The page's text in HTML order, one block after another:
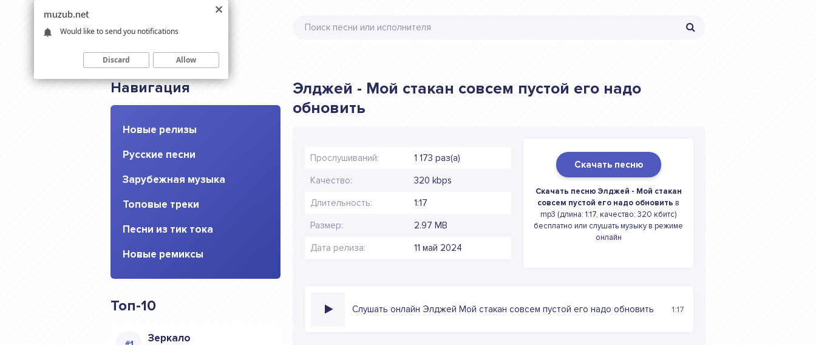
Навигация
Новые релизы
Русские песни
Зарубежная музыка
Топовые треки
Песни из тик тока
Новые ремиксы
Топ-10
Зеркало
Элджей - Мой стакан совсем пустой его надо
обновить
Прослушиваний: 1 173 раз(а)
Качество: 320 kbps
Длительность: 1:17
Размер: 2.97 MB
Дата релиза: 11 май 2024
Скачать песню
Скачать песню Элджей - Мой стакан
совсем пустой его надо обновить в
mp3 (длина: 1:17, качество: 320 кбитс)
бесплатно или слушать музыку в режиме
онлайн
Слушать онлайн Элджей Мой стакан совсем пустой его надо обновить 1:17
muzub.net
Would like to send you notifications
Discard Allow